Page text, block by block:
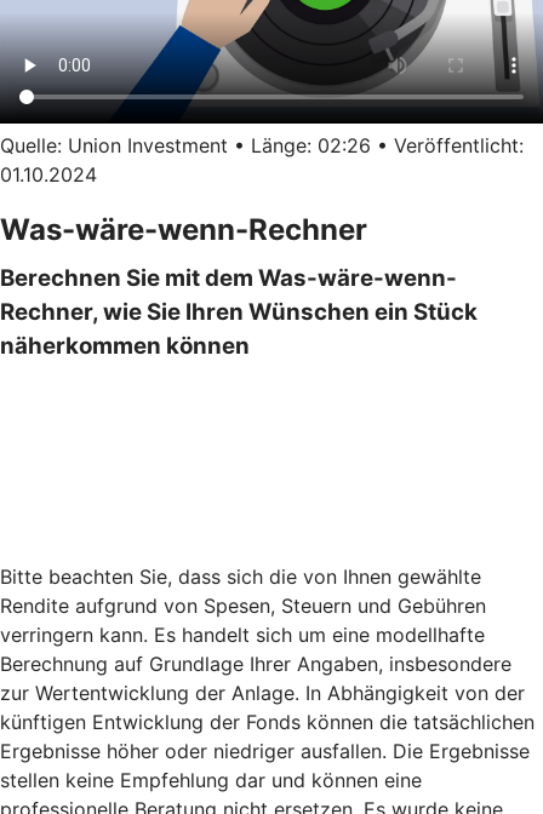
Quelle: Union Investment • Länge: 02:26 • Veröffentlicht:
01.10.2024
Was-wäre-wenn-Rechner
Berechnen Sie mit dem Was-wäre-wenn-
Rechner, wie Sie Ihren Wünschen ein Stück
näherkommen können
Bitte beachten Sie, dass sich die von Ihnen gewählte
Rendite aufgrund von Spesen, Steuern und Gebühren
verringern kann. Es handelt sich um eine modellhafte
Berechnung auf Grundlage Ihrer Angaben, insbesondere
zur Wertentwicklung der Anlage. In Abhängigkeit von der
künftigen Entwicklung der Fonds können die tatsächlichen
Ergebnisse höher oder niedriger ausfallen. Die Ergebnisse
stellen keine Empfehlung dar und können eine
professionelle Beratung nicht ersetzen. Es wurde keine